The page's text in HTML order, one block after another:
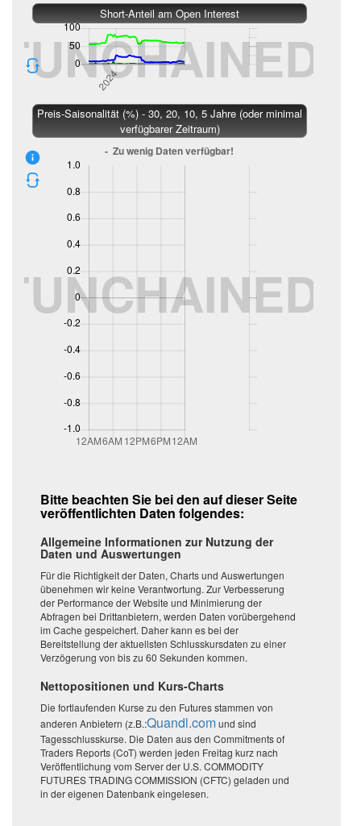
Short-Anteil am Open Interest
Preis-Saisonalität (%) - 30, 20, 10, 5 Jahre (oder minimal
verfügbarer Zeitraum)
Bitte beachten Sie bei den auf dieser Seite
veröffentlichten Daten folgendes:
Allgemeine Informationen zur Nutzung der
Daten und Auswertungen
Für die Richtigkeit der Daten, Charts und Auswertungen
übenehmen wir keine Verantwortung. Zur Verbesserung
der Performance der Website und Minimierung der
Abfragen bei Drittanbietern, werden Daten vorübergehend
im Cache gespeichert. Daher kann es bei der
Bereitstellung der aktuellsten Schlusskursdaten zu einer
Verzögerung von bis zu 60 Sekunden kommen.
Nettopositionen und Kurs-Charts
Die fortlaufenden Kurse zu den Futures stammen von
anderen Anbietern (z.B.:Quandl.comund sind
Tagesschlusskurse. Die Daten aus den Commitments of
Traders Reports (CoT) werden jeden Freitag kurz nach
Veröffentlichung vom Server der U.S. COMMODITY
FUTURES TRADING COMMISSION (CFTC) geladen und
in der eigenen Datenbank eingelesen.